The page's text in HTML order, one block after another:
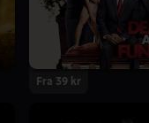
Fra 39 kr